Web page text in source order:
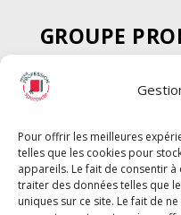
Pour offrir les meilleures
telles que les cookies pour
appareils. Le fait de consentir
traiter des données telles que
uniques sur ce site. Le fait de
GROUPE
SPECTACLE
Chèque
Chèque Compta
Chèque Emploi
G-Pods